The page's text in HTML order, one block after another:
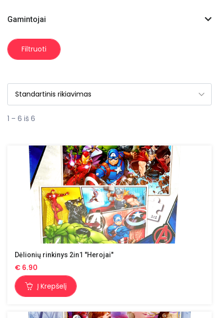
Gamintojai
Filtruoti
1 – 6 iš 6
Dėlionių rinkinys 2in1 "Herojai"
€ 6.90
Į Krepšelį